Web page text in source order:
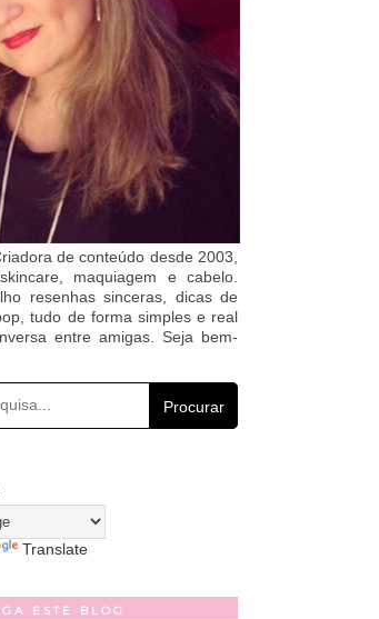
de conteúdo desde 2003,
maquiagem e cabelo.
resenhas sinceras, dicas de
tudo de forma simples e real
entre amigas. Seja bem-
Procurar
Translate
ESTE BLOG